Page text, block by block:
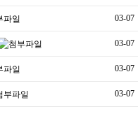
03-07
03-07
03-07
03-07